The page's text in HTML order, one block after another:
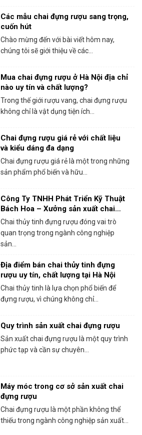
Các mẫu chai đựng rượu sang trọng,
cuốn hút
Chào mừng đến với bài viết hôm nay,
chúng tôi sẽ giới thiệu về các...
Mua chai đựng rượu ở Hà Nội địa chỉ
nào uy tín và chất lượng?
Trong thế giới rượu vang, chai đựng rượu
không chỉ là vật dụng tiện ích...
Chai đựng rượu giá rẻ với chất liệu
và kiểu dáng đa dạng
Chai đựng rượu giá rẻ là một trong những
sản phẩm phổ biến và hữu...
Công Ty TNHH Phát Triển Kỹ Thuật
Bách Hoa – Xưởng sản xuất chai
thủy tinh đựng rượu chất lượng
Chai thủy tinh đựng rượu đóng vai trò
quan trọng trong ngành công nghiệp
sản...
Địa điểm bán chai thủy tinh đựng
rượu uy tín, chất lượng tại Hà Nội
Chai thủy tinh là lựa chọn phổ biến để
đựng rượu, vì chúng không chỉ...
Quy trình sản xuất chai đựng rượu
Sản xuất chai đựng rượu là một quy trình
phức tạp và cần sự chuyên...
Máy móc trong cơ sở sản xuất chai
đựng rượu
Chai đựng rượu là một phần không thể
thiếu trong ngành công nghiệp sản xuất...